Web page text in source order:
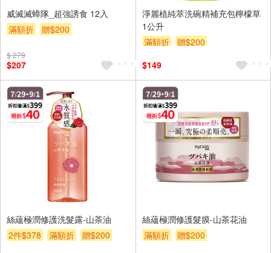
威滅滅蟑隊_超強誘食 12入
滿額折
贈$200
$ 279
$207
淨麗植純萃洗碗精補充包檸檬草
1公升
滿額折
贈$200
$149
絲蘊極潤修護洗髮露-山茶油
2件$378
滿額折 贈$200
絲蘊極潤修護髮膜-山茶花油
滿額折
贈$200